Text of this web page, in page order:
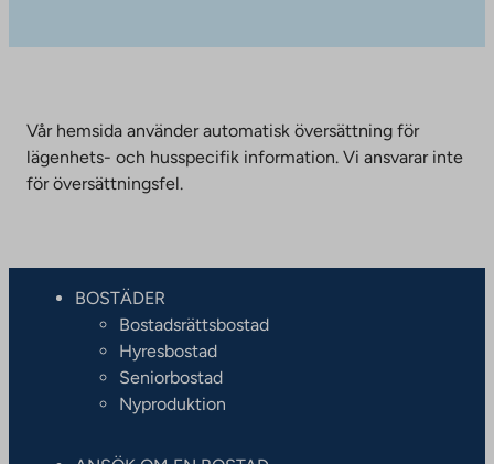
Vår hemsida använder automatisk översättning för
lägenhets- och husspecifik information. Vi ansvarar inte
för översättningsfel.
BOSTÄDER
Bostadsrättsbostad
Hyresbostad
Seniorbostad
Nyproduktion